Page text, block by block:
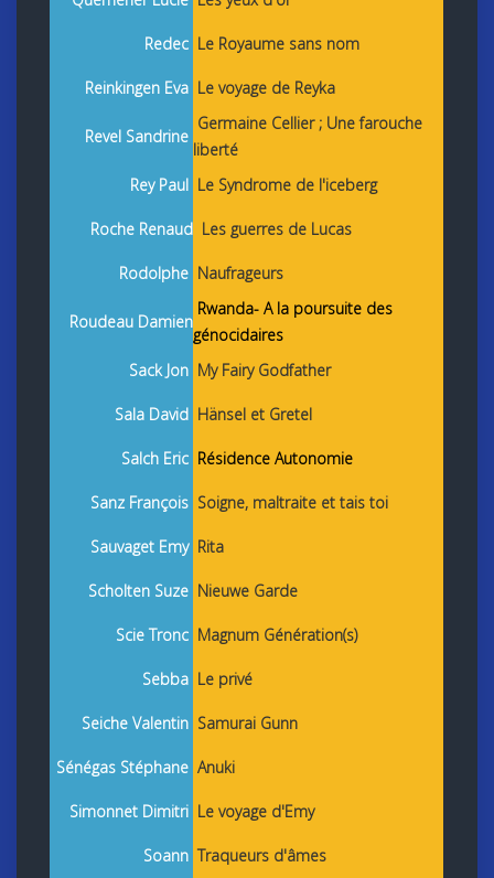
Redec Le Royaume sans nom
Reinkingen Eva Le voyage de Reyka
Revel Sandrine
Germaine Cellier ; Une farouche
liberté
Rey Paul Le Syndrome de l'iceberg
Roche Renaud Les guerres de Lucas
Rodolphe Naufrageurs
Roudeau Damien
Rwanda- A la poursuite des
génocidaires
Sack Jon My Fairy Godfather
Sala David Hänsel et Gretel
Salch Eric Résidence Autonomie
Sanz François Soigne, maltraite et tais toi
Sauvaget Emy Rita
Scholten Suze Nieuwe Garde
Scie Tronc Magnum Génération(s)
Sebba Le privé
Seiche Valentin Samurai Gunn
Sénégas Stéphane Anuki
Simonnet Dimitri Le voyage d'Emy
Soann Traqueurs d'âmes